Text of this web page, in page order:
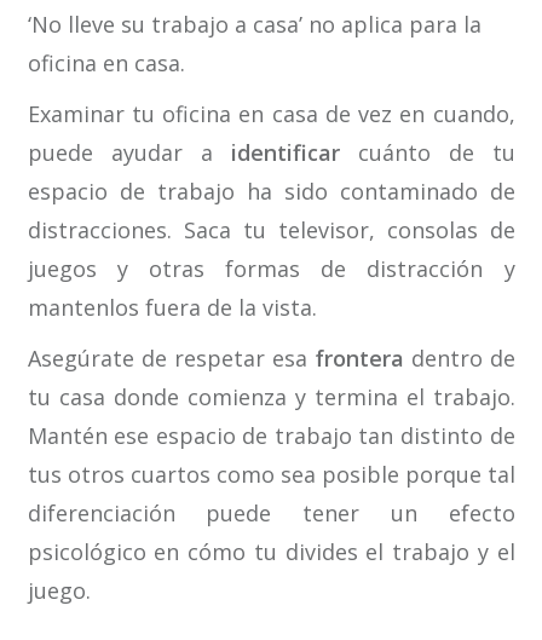
‘No lleve su trabajo a casa’ no aplica para la
oficina en casa.
Examinar tu oficina en casa de vez en cuando,
puede ayudar a identificarcuánto de tu
espacio de trabajo ha sido contaminado de
distracciones. Saca tu televisor, consolas de
juegos y otras formas de distracción y
mantenlos fuera de la vista.
Asegúrate de respetar esa frontera dentro de
tu casa donde comienza y termina el trabajo.
Mantén ese espacio de trabajo tan distinto de
tus otros cuartos como sea posible porque tal
diferenciación puede tener un efecto
psicológico en cómo tu divides el trabajo y el
juego.